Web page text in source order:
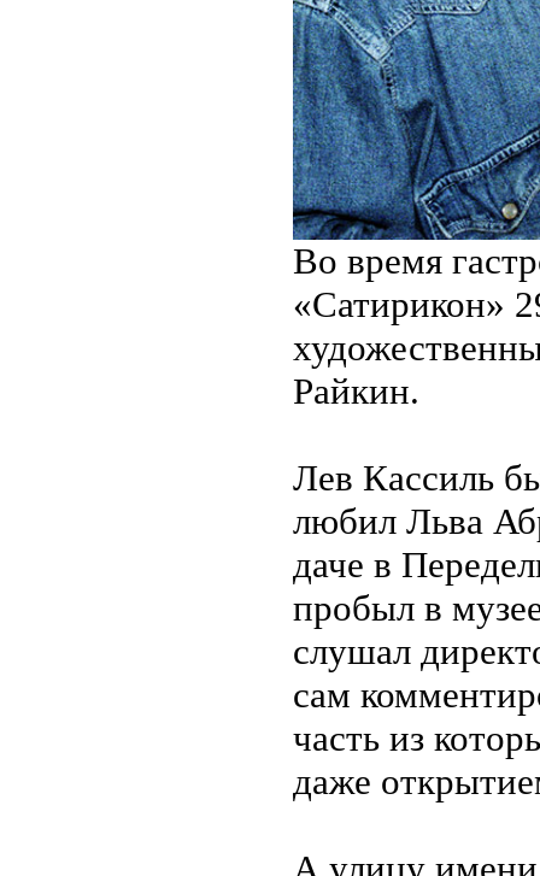
Во время
«Сатирикон»
Райкин.
Лев Кассиль
любил Льва
даче в
пробыл в
слушал
сам
часть из
даже